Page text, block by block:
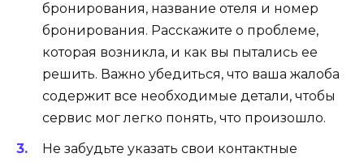
бронирования, название отеля и номер
бронирования. Расскажите о проблеме,
которая возникла, и как вы пытались ее
решить. Важно убедиться, что ваша жалоба
содержит все необходимые детали, чтобы
сервис мог легко понять, что произошло.
Не забудьте указать свои контактные